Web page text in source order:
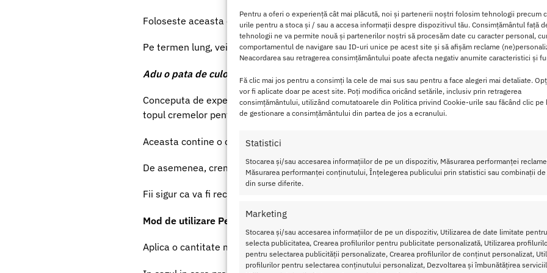
Pentru a oferi o experiență cât mai plăcută, noi și partenerii noștri folosim tehnologii precum
urile pentru a stoca și / sau a accesa informații despre dispozitivul tău. Consimțământul față
tehnologii ne va permite nouă și partenerilor noștri să procesăm date cu caracter personal,
comportamentul de navigare sau ID-uri unice pe acest site și să afișăm reclame
Neacordarea sau retragerea consimțământului poate afecta negativ anumite caracteristici și
Fă clic mai jos pentru a consimți la cele de mai sus sau pentru a face alegeri mai detaliate.
vor fi aplicate doar pe acest site. Poți modifica oricând setările, inclusiv prin retragerea
consimțământului, utilizând comutatoarele din Politica privind Cookie-urile sau făcând clic pe
de gestionare a consimțământului din partea de jos a ecranului.
Statistici
Stocarea și/sau accesarea informațiilor de pe un dispozitiv, Măsurarea performanței
Măsurarea performanței conținutului, Înțelegerea publicului prin statistici sau combinații de
din surse diferite.
Marketing
Stocarea și/sau accesarea informațiilor de pe un dispozitiv, Utilizarea de date limitate
selecta publicitatea, Crearea profilurilor pentru publicitate personalizată, Utilizarea
pentru selectarea publicității personalizate, Crearea profilurilor de conținut personalizat,
profilurilor pentru selectarea conținutului personalizat, Dezvoltarea și îmbunătățirea
Foloseste aceasta crema si imediat dupa aplicare vei observa ca penisul tau erect mult
Pe termen lung, vei obtine unpenis de dimensiuni uriase, cu care vei impresiona orice
Adu o pata de culoare in viata de cuplu si ajuta-ti partenera sa ajunga mai usor la orgasm.
Conceputa de experti pentru a-ti oferi un penis de invidiat, crema Gigaman este de cand a
topul cremelor pentru marirea penisului.
Aceasta contine o combinatie foarte concentrata de ingrediente puternice care au rolul
De asemenea, crema are si rolulde a imbunatati erectia, rezolvand doua probleme de-
Fii sigur ca va fi recunoscatoare pentru placerile intense pe care doar tu i le oferi!
Mod de utilizare Penis Gigaman 100 ml
Aplica o cantitate mica de crema pe penis si maseaza 2-3 minute pana se absoarbe in